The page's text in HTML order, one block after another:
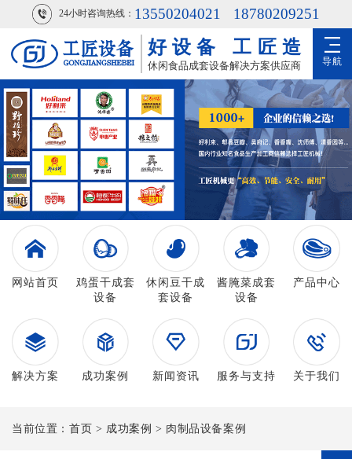
24小时咨询热线： 13550204021 18780209251
好设备 工匠造
休闲食品成套设备解决方案供应商 导航
网站首页
鸡蛋干成套
设备
休闲豆干成
套设备
酱腌菜成套
设备
产品中心
解决方案 成功案例 新闻资讯 服务与支持 关于我们
当前位置： 首页 > 成功案例 > 肉制品设备案例